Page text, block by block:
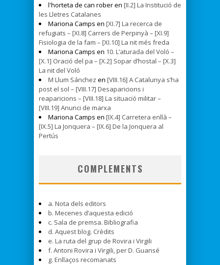
l'horteta de can rober en [II.2] La Institució de
les Lletres Catalanes
Mariona Camps en [XI.7] La recerca de
refugiats – [XI.8] Carrers de Perpinyà – [XI.9]
Fisiologia de la fam – [XI.10] La nit més freda
Mariona Camps en 10. L’aturada del Voló –
[X.1] Oració del pa – [X.2] Sopar d’hostal – [X.3]
La nit del Voló
M Llum Sánchez en [VIII.16] A Catalunya s’ha
post el sol – [VIII.17] Desaparicions i
reaparicions – [VIII.18] La situació militar –
[VIII.19] Anunci de marxa
Mariona Camps en [IX.4] Carretera enllà –
[IX.5] La Jonquera – [IX.6] De la Jonquera al
Pertús
COMPLEMENTS
a. Nota dels editors
b. Mecenes d’aquesta edició
c. Sala de premsa. Bibliografia
d. Aquest blog. Crèdits
e. La ruta del grup de Rovira i Virgili
f. Antoni Rovira i Virgili, per D. Guansé
g. Enllaços recomanats